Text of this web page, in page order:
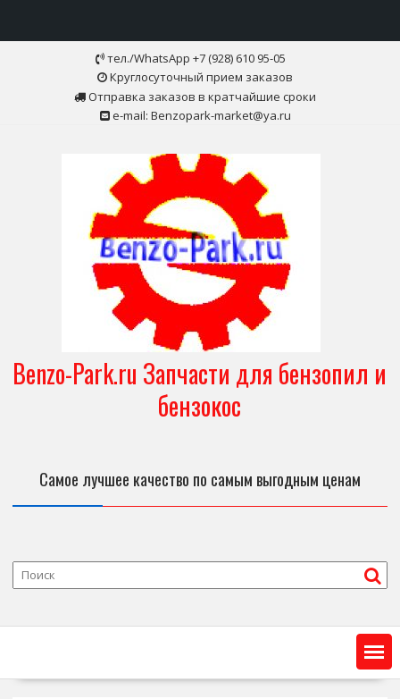
тел./WhatsApp +7 (928) 610 95-05
Круглосуточный прием заказов
Отправка заказов в кратчайшие сроки
e-mail: Benzopark-market@ya.ru
Benzo-Park.ru Запчасти для бензопил и
бензокос
Самое лучшее качество по самым выгодным ценам